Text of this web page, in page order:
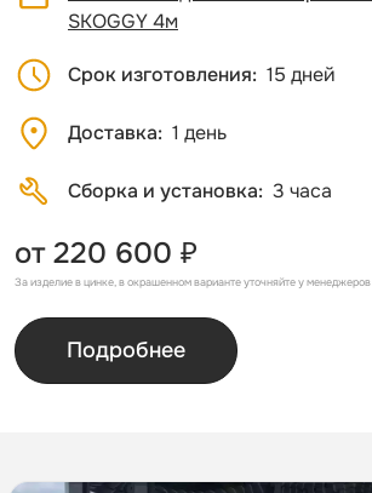
SKOGGY 4м
Срок изготовления 15 дней
Доставка 1 день
Сборка и установка 3 часа
от 220 600 ₽
За изделие в цинке, в окрашенном варианте уточняйте у менеджеров
Подробнее